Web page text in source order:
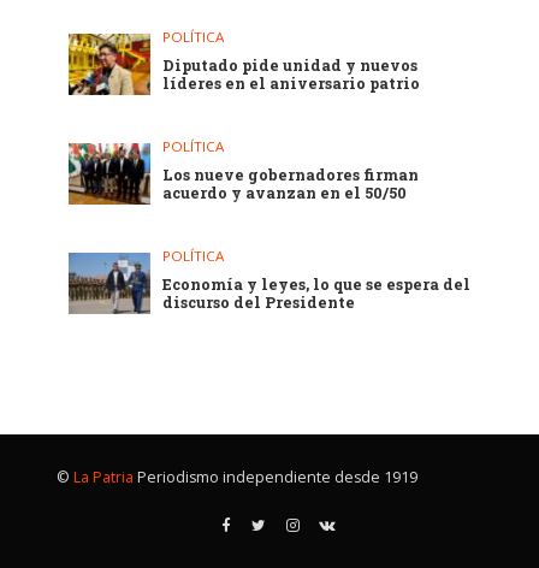
POLÍTICA
Diputado pide unidad y nuevos
líderes en el aniversario patrio
POLÍTICA
Los nueve gobernadores firman
acuerdo y avanzan en el 50/50
POLÍTICA
Economía y leyes, lo que se espera del
discurso del Presidente
© La Patria Periodismo independiente desde 1919